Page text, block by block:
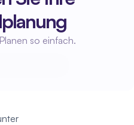
so einfach.